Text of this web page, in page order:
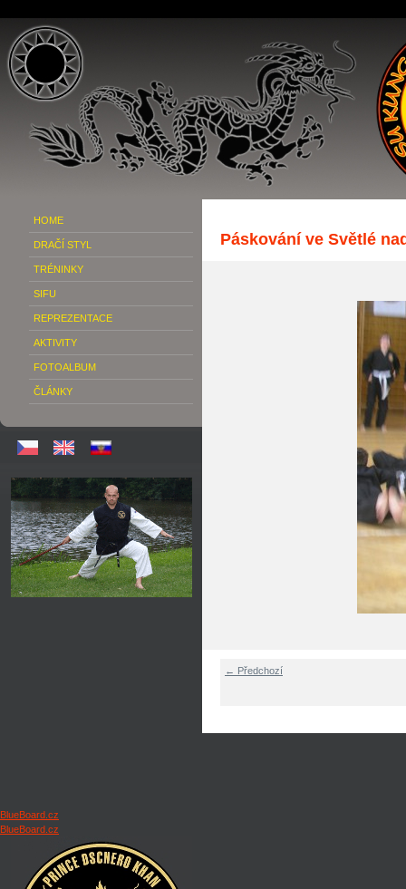
HOME
DRAČÍ STYL
TRÉNINKY
SIFU
REPREZENTACE
AKTIVITY
FOTOALBUM
ČLÁNKY
BlueBoard.cz
BlueBoard.cz
Páskování ve Světlé
← Předchozí